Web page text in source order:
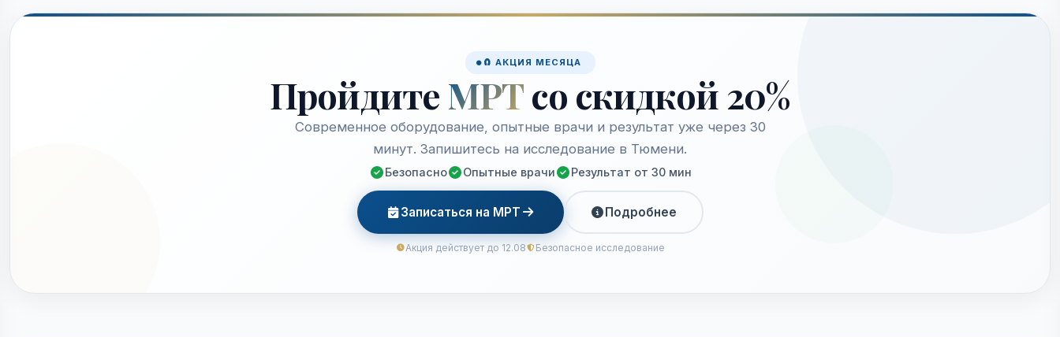
🧲 АКЦИЯ МЕСЯЦА
Пройдите МРТсо скидкой 20%
Современное оборудование, опытные врачи и результат уже через 30
минут. Запишитесь на исследование в Тюмени.
Безопасно Опытные врачи Результат от 30 мин
Записаться на МРТ Подробнее
Акция действует до 12.08 Безопасное исследование